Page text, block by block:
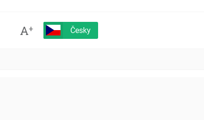
A+ Česky